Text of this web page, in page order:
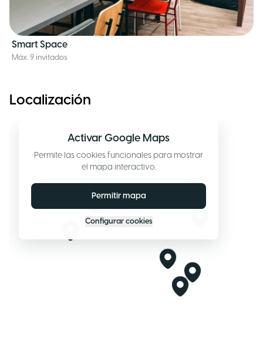
Smart Space
Máx. 9 invitados
Localización
Activar Google Maps
Permite las cookies funcionales para mostrar
el mapa interactivo.
Permitir mapa
Configurar cookies